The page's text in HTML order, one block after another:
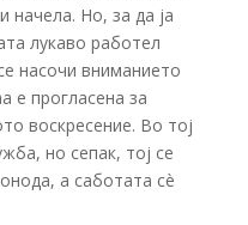
начела. Но, за да ја
лукаво работел
насочи вниманието
е прогласена за
воскресение. Во тој
но сепак, тој се
а саботата сè